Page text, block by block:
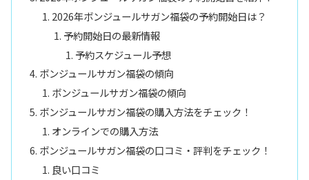
2026年ボンジュールサガン福袋の予約開始日は？
予約開始日の最新情報
予約スケジュール予想
ボンジュールサガン福袋の傾向
ボンジュールサガン福袋の傾向
ボンジュールサガン福袋の購入方法をチェック！
オンラインでの購入方法
ボンジュールサガン福袋の口コミ・評判をチェック！
良い口コミ